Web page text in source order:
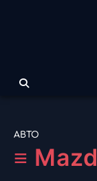
АВТО
≡